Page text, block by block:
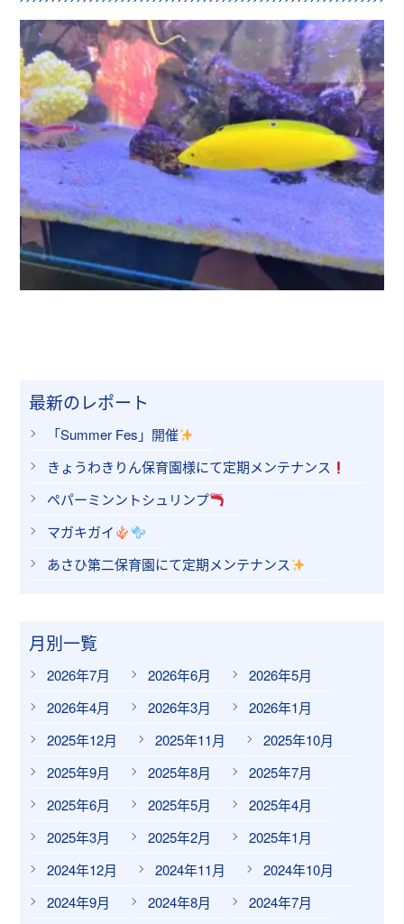
最新のレポート
「Summer Fes」開催
きょうわきりん保育園様にて定期メンテナンス
ペパーミンントシュリンプ
マガキガイ
あさひ第二保育園にて定期メンテナンス
月別一覧
2026年7月 2026年6月
2026年5月
2026年4月
2026年3月
2026年1月
2025年12月
2025年11月
2025年10月
2025年9月
2025年8月
2025年7月
2025年6月
2025年5月
2025年4月
2025年3月
2025年2月
2025年1月
2024年12月
2024年11月
2024年10月
2024年9月
2024年8月
2024年7月